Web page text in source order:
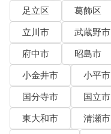
足立区
葛飾区
立川市
武蔵野市
府中市
昭島市
小金井市
小平市
国分寺市
国立市
東大和市
清瀬市